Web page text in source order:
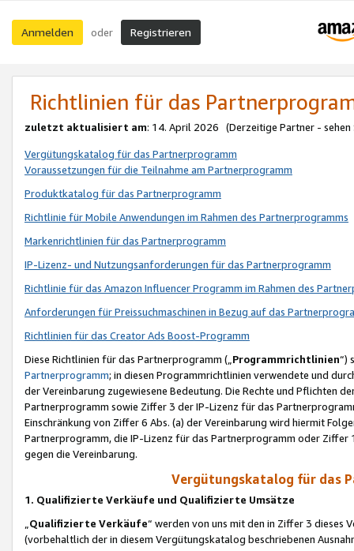
Anmelden oder Registrieren
Richtlinien für das
zuletzt aktualisiert am: 14. April 2026 (Derzeitige Partner - sehen
Vergütungskatalog für das Partnerprogramm
Voraussetzungen für die Teilnahme am Partnerprogramm
Produktkatalog für das Partnerprogramm
Richtlinie für Mobile Anwendungen im Rahmen des Partnerprogramms
Markenrichtlinien für das Partnerprogramm
IP-Lizenz- und Nutzungsanforderungen für das Partnerprogramm
Richtlinie für das Amazon Influencer Programm im Rahmen des
Anforderungen für Preissuchmaschinen in Bezug auf das
Richtlinien für das Creator Ads Boost-Programm
Diese Richtlinien für das Partnerprogramm („Programmrichtlinien“)
Partnerprogramm; in diesen Programmrichtlinien verwendete und
der Vereinbarung zugewiesene Bedeutung. Die Rechte und Pflichten
Partnerprogramm sowie Ziffer 3 der IP-Lizenz für das
Einschränkung von Ziffer 6 Abs. (a) der Vereinbarung wird hiermit
Partnerprogramm, die IP-Lizenz für das Partnerprogramm oder
gegen die Vereinbarung.
Vergütungskatalog für das
1. Qualifizierte Verkäufe und Qualifizierte Umsätze
Qualifizierte Verkäufe“ werden von uns mit den in Ziffer 3
(vorbehaltlich der in diesem Vergütungskatalog beschriebenen